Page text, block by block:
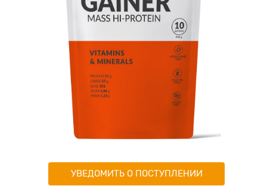
УВЕДОМИТЬ О ПОСТУПЛЕНИИ